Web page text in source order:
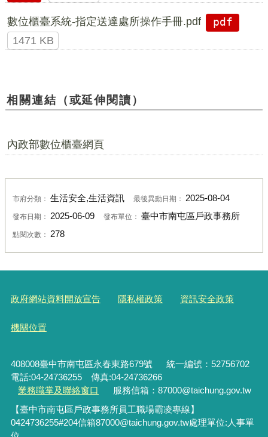
數位櫃臺系統-指定送達處所操作手冊.pdf
pdf
1471 KB
相關連結（或延伸閱讀）
內政部數位櫃臺網頁
市府分類： 生活安全,生活資訊 最後異動日期： 2025-08-04
發布日期： 2025-06-09 發布單位： 臺中市南屯區戶政事務所
點閱次數： 278
政府網站資料開放宣告 隱私權政策 資訊安全政策
機關位置
408008臺中市南屯區永春東路679號 統一編號：52756702
電話:04-24736255 傳真:04-24736266
業務職掌及聯絡窗口
服務信箱：87000@taichung.gov.tw
【臺中市南屯區戶政事務所員工職場霸凌專線】
0424736255#204信箱87000@taichung.gov.tw處理單位: 人事單